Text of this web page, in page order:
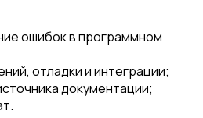
ошибок в программном
отладки и интеграции;
документации;